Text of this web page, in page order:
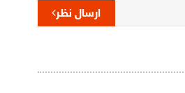
ارسال نظر